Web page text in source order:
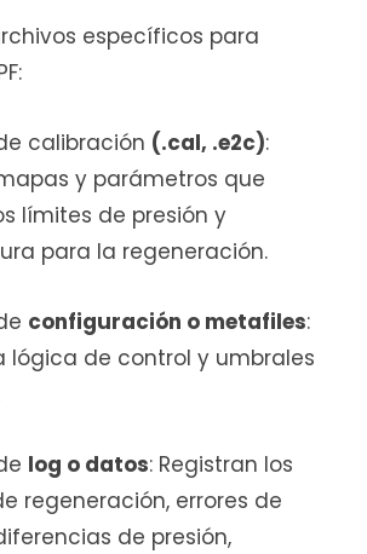
específicos para
calibración (.cal, .e2c):
y parámetros que
límites de presión y
para la regeneración.
configuración o metafiles:
lógica de control y umbrales
log o datos: Registran los
regeneración, errores de
de presión,